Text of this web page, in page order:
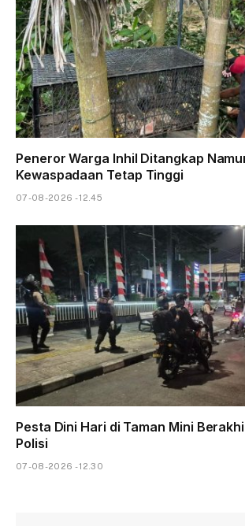
Peneror Warga Inhil Ditangkap
Kewaspadaan Tetap Tinggi
07-08-2026 - 12.45
Pesta Dini Hari di Taman Mini
Polisi
07-08-2026 - 12.30